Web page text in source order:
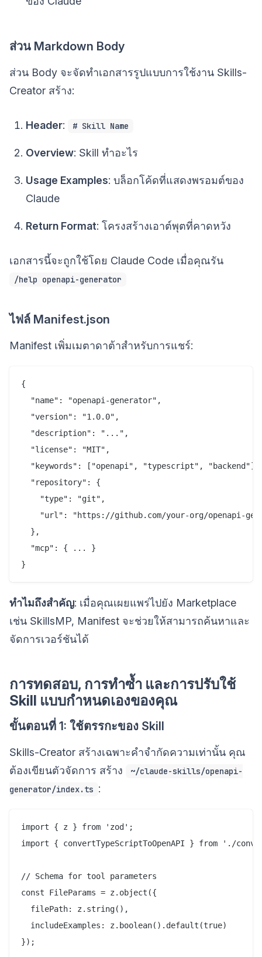
ส่วน Markdown Body
ส่วน Body จะจัดทำเอกสารรูปแบบการใช้งาน Skills-
Creator สร้าง:
Header: # Skill Name
Overview: Skill ทำอะไร
Usage Examples: บล็อกโค้ดที่แสดงพรอมต์ของ
Claude
Return Format: โครงสร้างเอาต์พุตที่คาดหวัง
เอกสารนี้จะถูกใช้โดย Claude Code เมื่อคุณรัน
/help openapi-generator
ไฟล์ Manifest.json
Manifest เพิ่มเมตาดาต้าสำหรับการแชร์:
{
  "name": "openapi-generator",
  "version": "1.0.0",
  "description": "...",
  "license": "MIT",
  "keywords": ["openapi", "typescript", "backend"],
  "repository": {
    "type": "git",
"url": "https://github.com/your-org/openapi-
  },
  "mcp": { ... }
ทำไมถึงสำคัญ: เมื่อคุณเผยแพร่ไปยัง Marketplace
เช่น SkillsMP, Manifest จะช่วยให้สามารถค้นหาและ
จัดการเวอร์ชันได้
การทดสอบ, การทำซ้ำ และการปรับใช้
Skill แบบกำหนดเองของคุณ
ขั้นตอนที่ 1: ใช้ตรรกะของ Skill
Skills-Creator สร้างเฉพาะคำจำกัดความเท่านั้น คุณ
ต้องเขียนตัวจัดการ สร้าง
~/claude-skills/openapi-
generator/index.ts :
import { z } from 'zod';
import { convertTypeScriptToOpenAPI } from './
// Schema for tool parameters
const FileParams = z.object({
  filePath: z.string(),
  includeExamples: z.boolean().default(true)
});